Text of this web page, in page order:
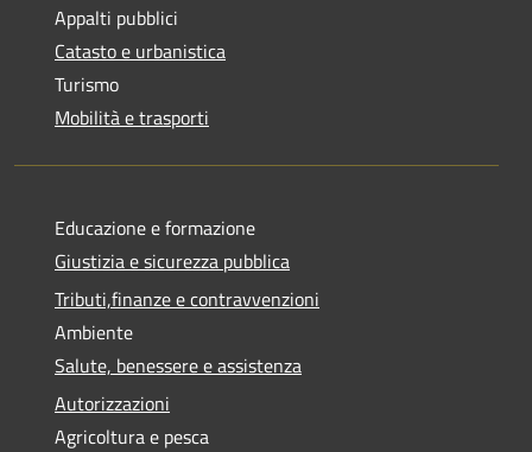
Appalti pubblici
Catasto e urbanistica
Turismo
Mobilità e trasporti
Educazione e formazione
Giustizia e sicurezza pubblica
Tributi,finanze e contravvenzioni
Ambiente
Salute, benessere e assistenza
Autorizzazioni
Agricoltura e pesca